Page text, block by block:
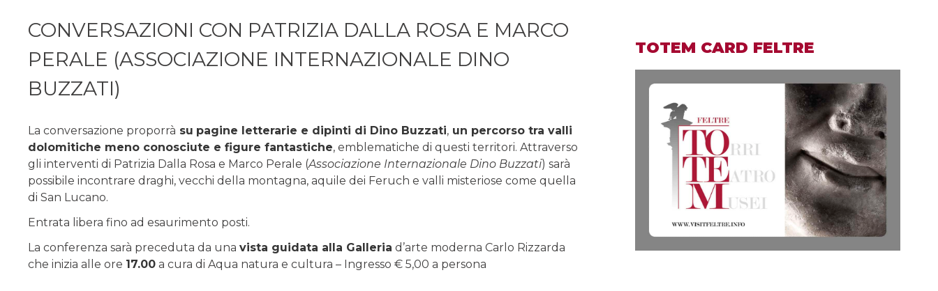
CONVERSAZIONI CON PATRIZIA DALLA ROSA E MARCO
PERALE (ASSOCIAZIONE INTERNAZIONALE DINO
BUZZATI)
La conversazione proporrà su pagine letterarie e dipinti di Dino Buzzati, un percorso tra valli
dolomitiche meno conosciute e figure fantastiche, emblematiche di questi territori. Attraverso
gli interventi di Patrizia Dalla Rosa e Marco Perale (Associazione Internazionale Dino Buzzati) sarà
possibile incontrare draghi, vecchi della montagna, aquile dei Feruch e valli misteriose come quella
di San Lucano.
Entrata libera fino ad esaurimento posti.
La conferenza sarà preceduta da una vista guidata alla Galleria d’arte moderna Carlo Rizzarda
che inizia alle ore 17.00 a cura di Aqua natura e cultura – Ingresso € 5,00 a persona
TOTEM CARD FELTRE